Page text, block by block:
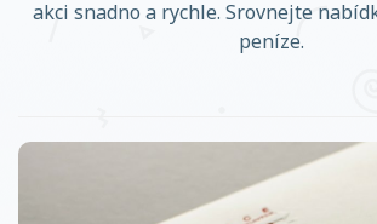
Založit účet
akci snadno a rychle. Srovnejte
peníze.